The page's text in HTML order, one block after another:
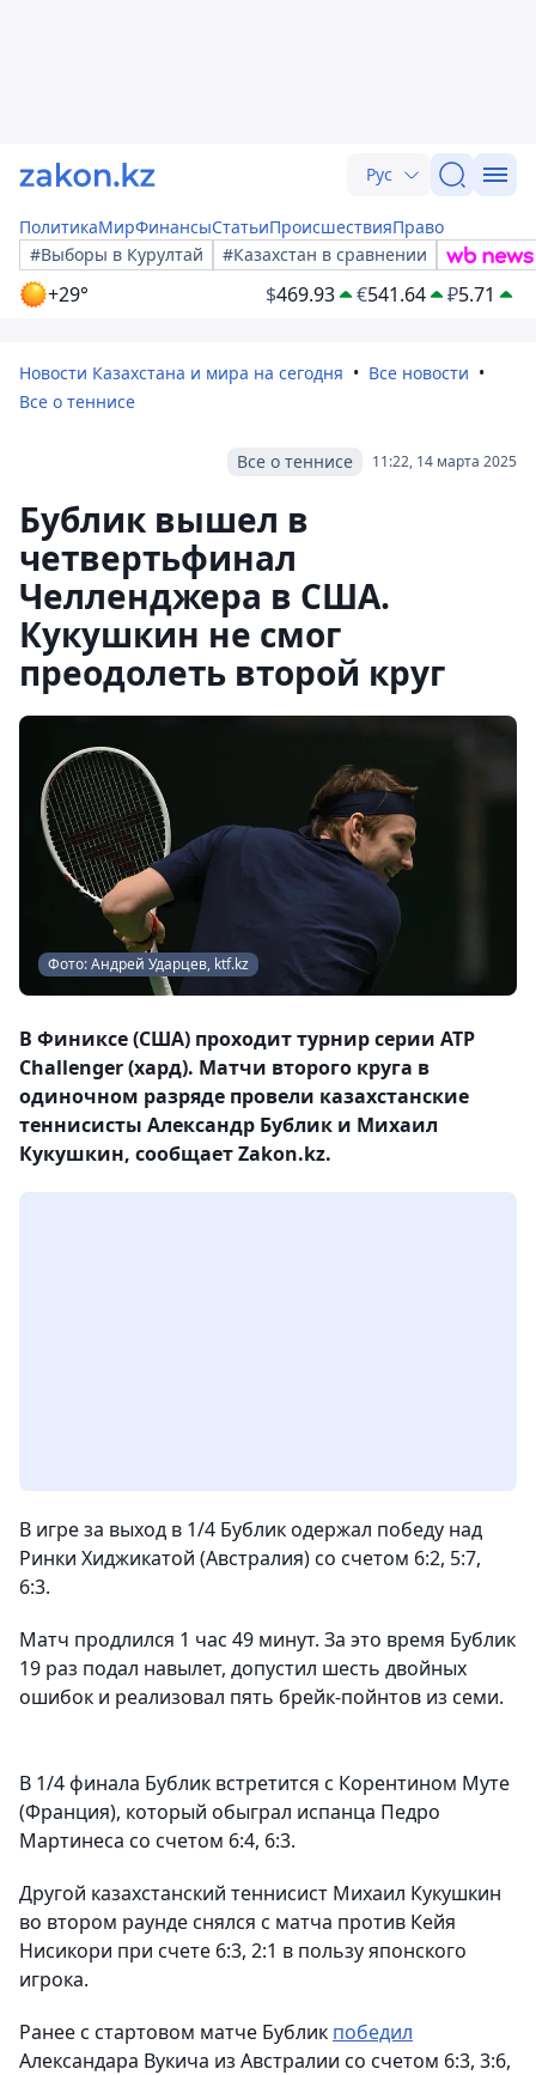
Рус
ПолитикаМирФинансыСтатьиПроисшествияПраво
#Выборы в Курултай
#Казахстан в сравнении
+29° $469.93 €541.64 ₽5.71
Новости Казахстана и мира на сегодня
Все новости
Все о теннисе
11:22, 14 марта 2025
Все о теннисе
Бублик вышел в
четвертьфинал
Челленджера в США.
Кукушкин не смог
преодолеть второй круг
Фото: Андрей Ударцев, ktf.kz
В Финиксе (США) проходит турнир серии ATP
Challenger (хард). Матчи второго круга в
одиночном разряде провели казахстанские
теннисисты Александр Бублик и Михаил
Кукушкин, сообщает Zakon.kz.
В игре за выход в 1/4 Бублик одержал победу над
Ринки Хиджикатой (Австралия) со счетом 6:2, 5:7,
6:3.
Матч продлился 1 час 49 минут. За это время Бублик
19 раз подал навылет, допустил шесть двойных
ошибок и реализовал пять брейк-пойнтов из семи.
В 1/4 финала Бублик встретится с Корентином Муте
(Франция), который обыграл испанца Педро
Мартинеса со счетом 6:4, 6:3.
Другой казахстанский теннисист Михаил Кукушкин
во втором раунде снялся с матча против Кейя
Нисикори при счете 6:3, 2:1 в пользу японского
игрока.
Ранее с стартовом матче Бублик победил
Александара Вукича из Австралии со счетом 6:3, 3:6,